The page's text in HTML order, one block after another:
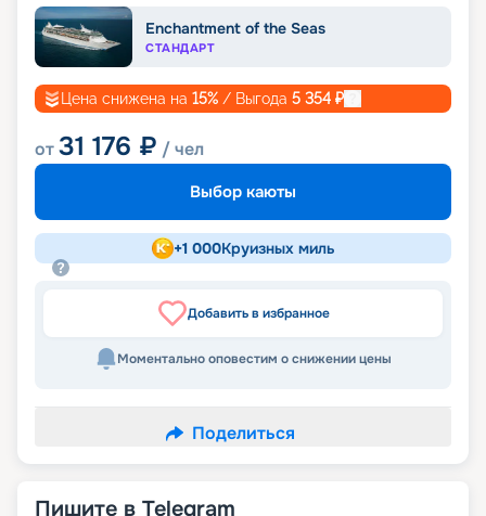
Enchantment of the Seas
СТАНДАРТ
Цена снижена на 15% / Выгода 5 354 ₽
от31 176 ₽ / чел
Выбор каюты
+1 000Круизных миль
Добавить в избранное
Моментально оповестим о снижении цены
Поделиться
Пишите в Telegram